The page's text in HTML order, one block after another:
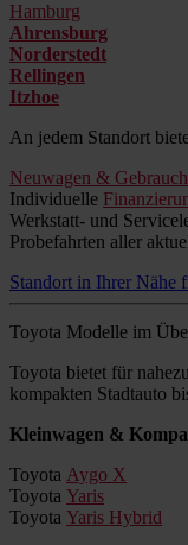
Hamburg
Ahrensburg
Norderstedt
Rellingen
Itzhoe
An jedem Standort
Neuwagen &
Individuelle
Werkstatt- und
Probefahrten aller
Standort in Ihrer Nähe
Toyota Modelle im
Toyota bietet für
kompakten Stadtauto
Kleinwagen &
Toyota Aygo X
Toyota Yaris
Toyota Yaris Hybrid